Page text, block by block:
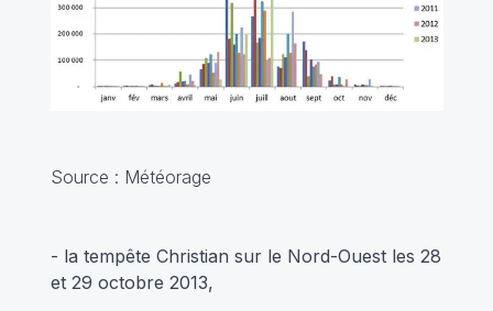
Source : Météorage
- la tempête Christian sur le Nord-Ouest les 28
et 29 octobre 2013,